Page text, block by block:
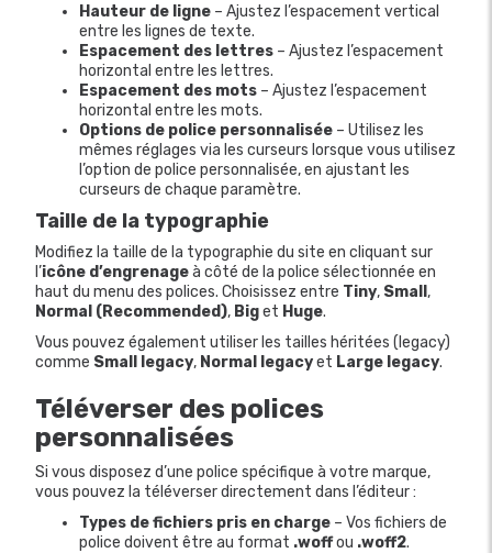
Hauteur de ligne – Ajustez l’espacement vertical
entre les lignes de texte.
Espacement des lettres – Ajustez l’espacement
horizontal entre les lettres.
Espacement des mots – Ajustez l’espacement
horizontal entre les mots.
Options de police personnalisée – Utilisez les
mêmes réglages via les curseurs lorsque vous utilisez
l’option de police personnalisée, en ajustant les
curseurs de chaque paramètre.
Taille de la typographie
Modifiez la taille de la typographie du site en cliquant sur
l’icône d’engrenageà côté de la police sélectionnée en
haut du menu des polices. Choisissez entre Tiny, Small ,
Normal (Recommended), Biget Huge.
Vous pouvez également utiliser les tailles héritées (legacy)
comme Small legacy, Normal legacyet Large legacy.
Téléverser des polices
personnalisées
Si vous disposez d’une police spécifique à votre marque,
vous pouvez la téléverser directement dans l’éditeur :
Types de fichiers pris en charge – Vos fichiers de
police doivent être au format .woffou .woff2.